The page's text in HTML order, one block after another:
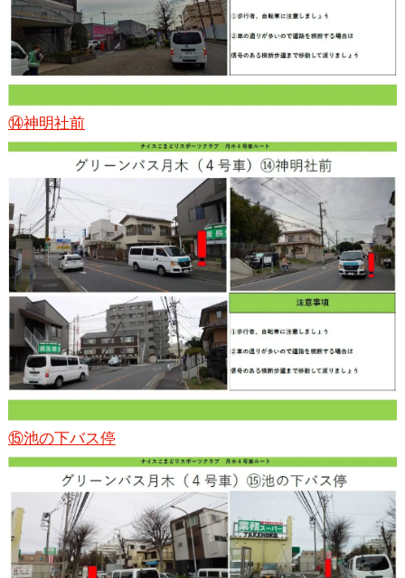
⑭神明社前
⑮池の下バス停